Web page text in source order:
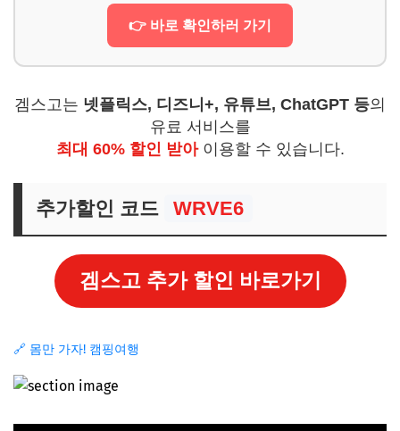
👉 바로 확인하러 가기
겜스고는 넷플릭스, 디즈니+, 유튜브, ChatGPT 등의
유료 서비스를
최대 60% 할인 받아이용할 수 있습니다.
추가할인 코드 WRVE6
겜스고 추가 할인 바로가기
🔗 몸만 가자! 캠핑여행